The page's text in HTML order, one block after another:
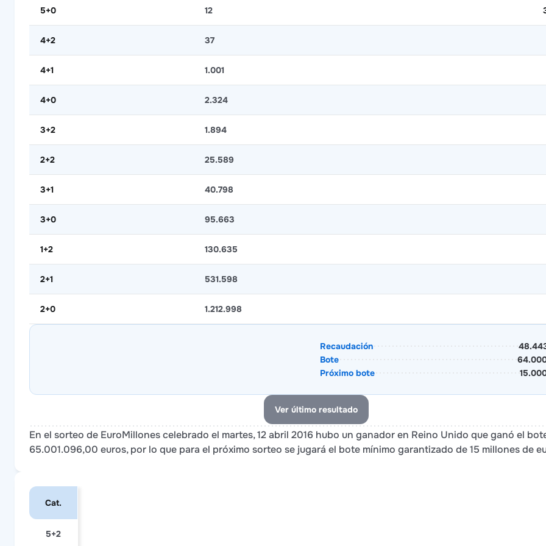
5+0 12
4+2 37
4+1 1.001
4+0 2.324
3+2 1.894
2+2 25.589
3+1 40.798
3+0 95.663
1+2 130.635
2+1 531.598
2+0 1.212.998
Recaudación
Bote
Próximo bote
Ver último resultado
En el sorteo de EuroMillones celebrado el martes, 12 abril 2016 hubo un ganador en Reino Unido que ganó el
65.001.096,00 euros, por lo que para el próximo sorteo se jugará el bote mínimo garantizado de 15 millones de
Cat.
5+2